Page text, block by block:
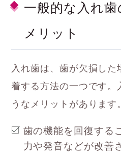
一般的な入れ
メリット
入れ歯は、歯が欠損した
着する方法の一つです。
うなメリットがあります
歯の機能を回復する
力や発音などが改善